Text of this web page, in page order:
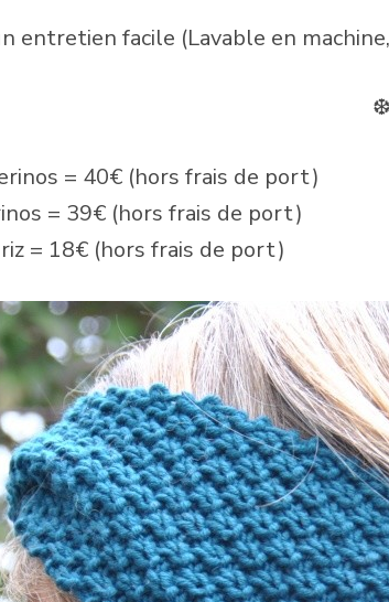
entretien facile (Lavable en
= 40€ (hors frais de port)
= 39€ (hors frais de port)
= 18€ (hors frais de port)